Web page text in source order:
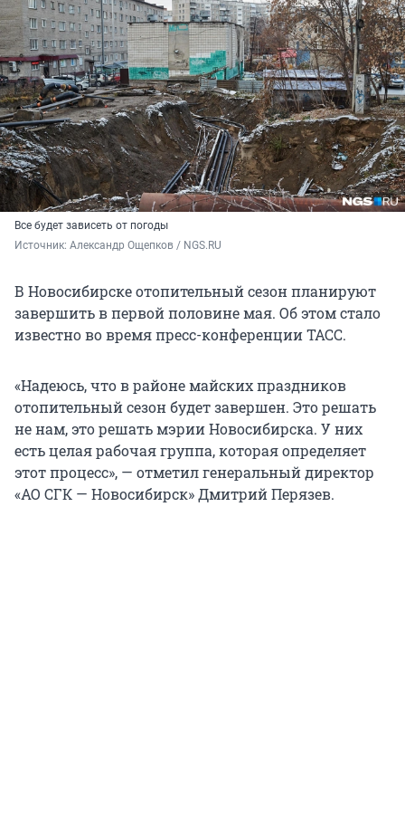
Все будет зависеть от погоды
Источник: Александр Ощепков / NGS.RU
В Новосибирске отопительный сезон планируют
завершить в первой половине мая. Об этом стало
известно во время пресс-конференции ТАСС.
«Надеюсь, что в районе майских праздников
отопительный сезон будет завершен. Это решать
не нам, это решать мэрии Новосибирска. У них
есть целая рабочая группа, которая определяет
этот процесс», — отметил генеральный директор
«АО СГК — Новосибирск» Дмитрий Перязев.